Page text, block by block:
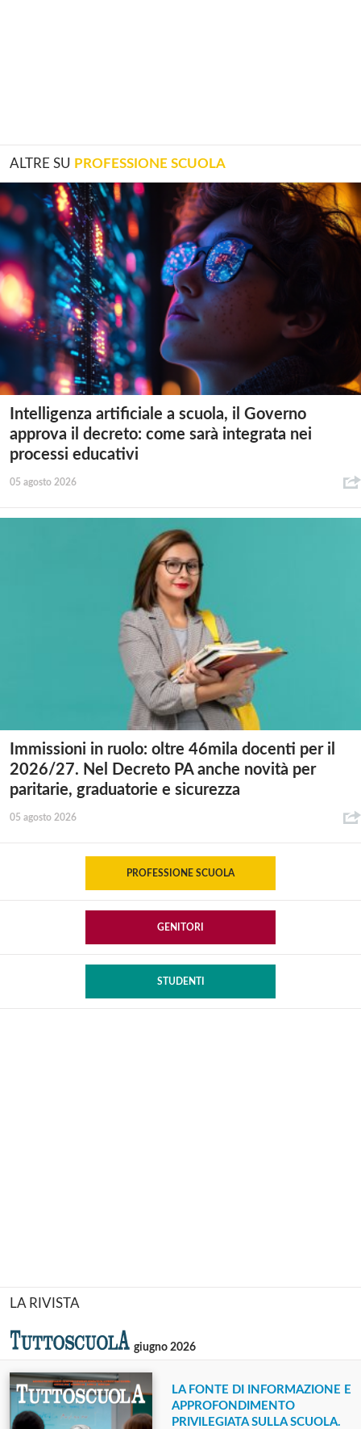
ALTRE SU PROFESSIONE SCUOLA
Intelligenza artificiale a scuola, il Governo
approva il decreto: come sarà integrata nei
processi educativi
05 agosto 2026
Immissioni in ruolo: oltre 46mila docenti per il
2026/27. Nel Decreto PA anche novità per
paritarie, graduatorie e sicurezza
05 agosto 2026
PROFESSIONE SCUOLA
GENITORI
STUDENTI
LA RIVISTA
giugno 2026
LA FONTE DI INFORMAZIONE E
APPROFONDIMENTO
PRIVILEGIATA SULLA SCUOLA.